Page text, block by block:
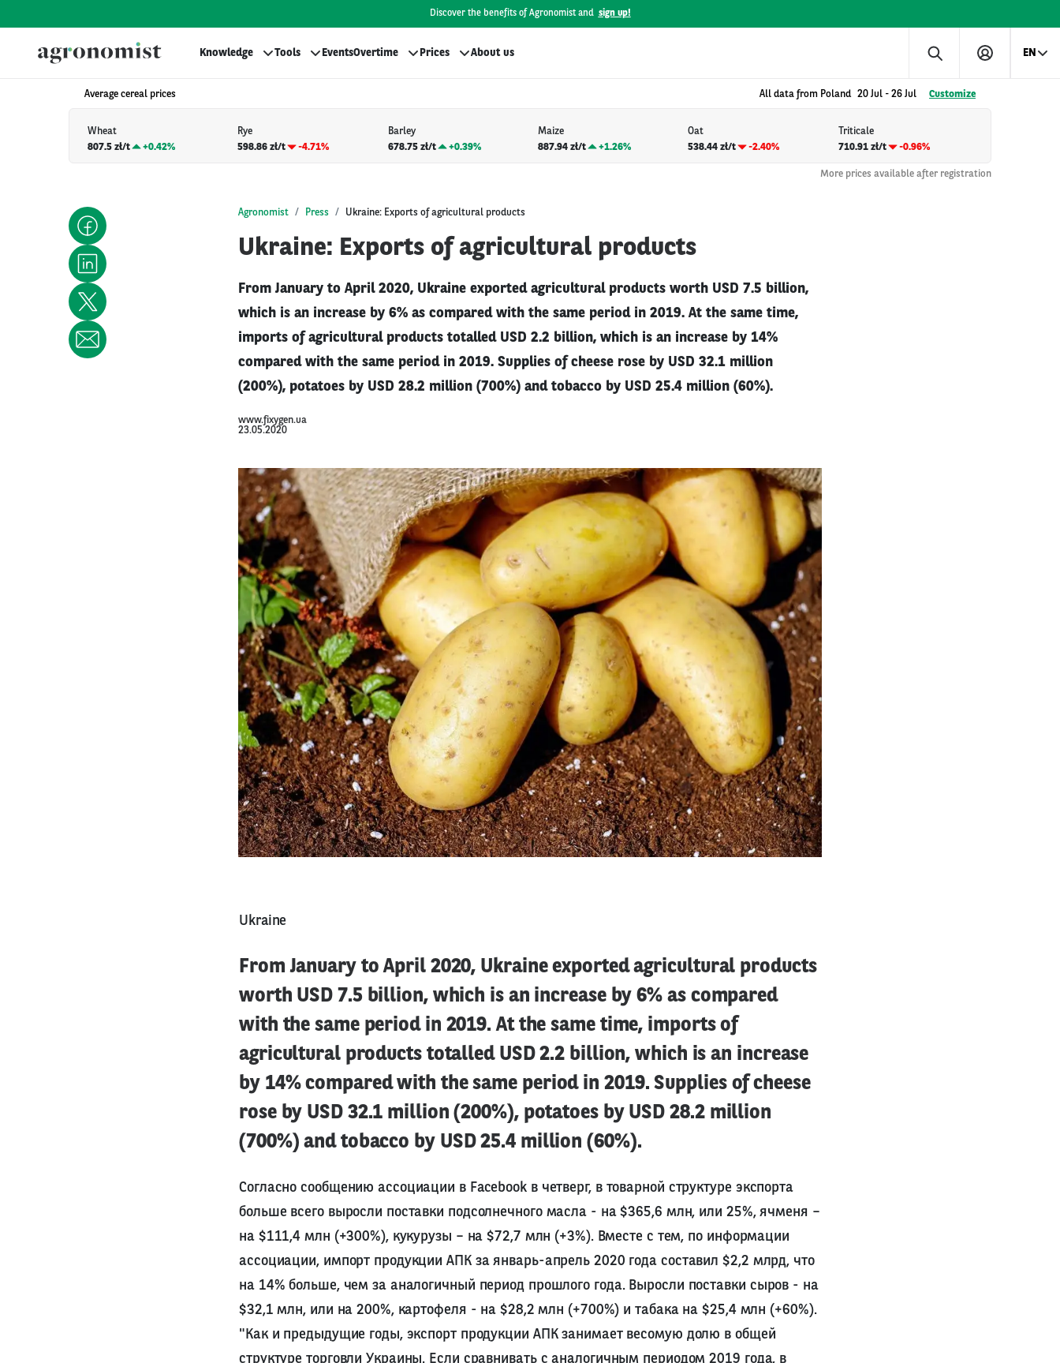
Discover the benefits of Agronomist and sign up!
Knowledge Tools EventsOvertime Prices About us EN
Average cereal prices All data from Poland 20 Jul - 26 Jul Customize
Wheat
807.5 zł/t
+0.42%
Rye
598.86 zł/t
-4.71%
Barley
678.75 zł/t
+0.39%
Maize
887.94 zł/t
+1.26%
Oat
538.44 zł/t
-2.40%
Triticale
710.91 zł/t
-0.96%
More prices available after registration
Agronomist Press Ukraine: Exports of agricultural products
Ukraine: Exports of agricultural products
From January to April 2020, Ukraine exported agricultural products worth USD 7.5 billion,
which is an increase by 6% as compared with the same period in 2019. At the same time,
imports of agricultural products totalled USD 2.2 billion, which is an increase by 14%
compared with the same period in 2019. Supplies of cheese rose by USD 32.1 million
(200%), potatoes by USD 28.2 million (700%) and tobacco by USD 25.4 million (60%).
www.fixygen.ua
23.05.2020
Ukraine
From January to April 2020, Ukraine exported agricultural products
worth USD 7.5 billion, which is an increase by 6% as compared
with the same period in 2019. At the same time, imports of
agricultural products totalled USD 2.2 billion, which is an increase
by 14% compared with the same period in 2019. Supplies of cheese
rose by USD 32.1 million (200%), potatoes by USD 28.2 million
(700%) and tobacco by USD 25.4 million (60%).
Согласно сообщению ассоциации в Facebook в четверг, в товарной структуре экспорта
больше всего выросли поставки подсолнечного масла - на $365,6 млн, или 25%, ячменя –
на $111,4 млн (+300%), кукурузы – на $72,7 млн (+3%). Вместе с тем, по информации
ассоциации, импорт продукции АПК за январь-апрель 2020 года составил $2,2 млрд, что
на 14% больше, чем за аналогичный период прошлого года. Выросли поставки сыров - на
$32,1 млн, или на 200%, картофеля - на $28,2 млн (+700%) и табака на $25,4 млн (+60%).
"Как и предыдущие годы, экспорт продукции АПК занимает весомую долю в общей
структуре торговли Украины. Если сравнивать с аналогичным периодом 2019 года, в